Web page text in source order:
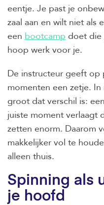
eentje. Je past je
zaal aan en wilt niet als
een bootcamp doet die
hoop werk voor je.
De instructeur geeft op
momenten een zetje.
groot dat verschil is:
juiste moment verlaagt
zetten enorm. Daarom
makkelijker vol te
alleen thuis.
Spinning als
je hoofd